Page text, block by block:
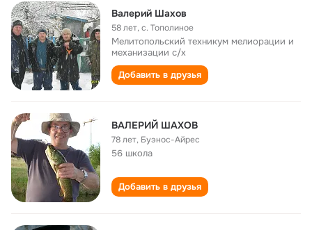
Валерий Шахов
58 лет,c. Тополиное
Мелитопольский техникум мелиорации и
механизации с/х
Добавить в друзья
ВАЛЕРИЙ ШАХОВ
78 лет, Буэнос-Айрес
56 школа
Добавить в друзья